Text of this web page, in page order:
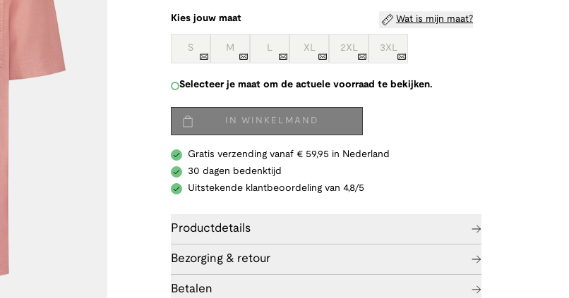
Kies jouw maat Wat is mijn maat?
S M L XL 2XL 3XL
Selecteer je maat om de actuele voorraad te bekijken.
IN WINKELMAND
Gratis verzending vanaf € 59,95 in Nederland
30 dagen bedenktijd
Uitstekende klantbeoordeling van 4,8/5
Productdetails
Bezorging & retour
Betalen